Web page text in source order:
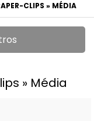
CLIPS » MÉDIA
» Média